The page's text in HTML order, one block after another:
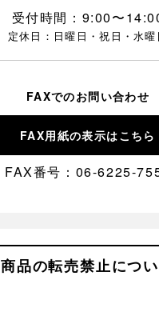
受付時間：9:00〜
定休日：日曜日・祝日・水曜
FAXでのお問い合わせ
FAX用紙の表示はこちら
FAX番号：06-6225-
商品の転売禁止につ